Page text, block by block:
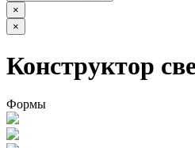
×
×
Конструктор
Формы